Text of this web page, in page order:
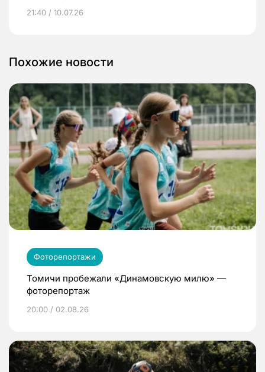
21:40 / 10.07.26
Похожие новости
Фоторепортажи
Томичи пробежали «Динамовскую милю» —
фоторепортаж
20:00 / 02.08.26